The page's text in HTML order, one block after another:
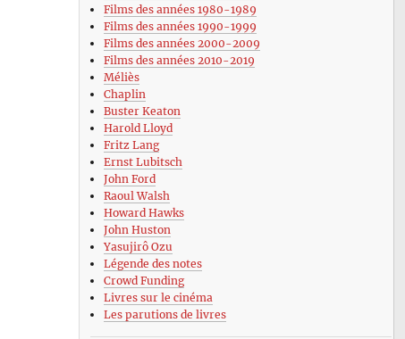
Films des années 1980-1989
Films des années 1990-1999
Films des années 2000-2009
Films des années 2010-2019
Méliès
Chaplin
Buster Keaton
Harold Lloyd
Fritz Lang
Ernst Lubitsch
John Ford
Raoul Walsh
Howard Hawks
John Huston
Yasujirô Ozu
Légende des notes
Crowd Funding
Livres sur le cinéma
Les parutions de livres